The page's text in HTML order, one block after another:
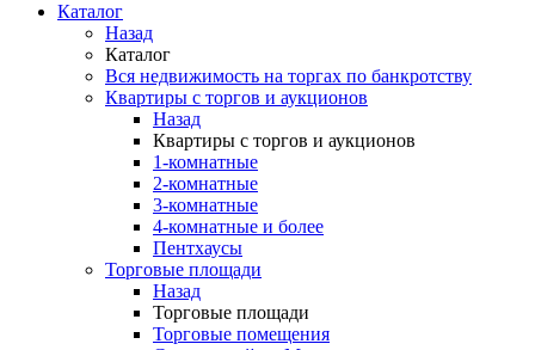
Каталог
Назад
Каталог
Вся недвижимость на торгах по банкротству
Квартиры с торгов и аукционов
Назад
Квартиры с торгов и аукционов
1-комнатные
2-комнатные
3-комнатные
4-комнатные и более
Пентхаусы
Торговые площади
Назад
Торговые площади
Торговые помещения